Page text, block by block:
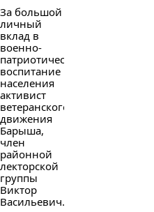
За большой
личный
вклад в
военно-
патриотическое
воспитание
населения
активист
ветеранского
движения
Барыша,
член
районной
лекторской
группы
Виктор
Васильевич...